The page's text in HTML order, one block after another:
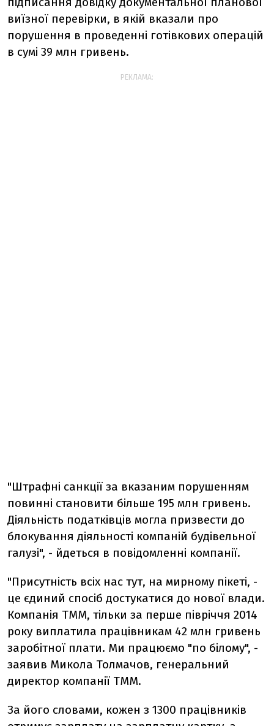
виїзної перевірки, в якій вказали про
порушення в проведенні готівкових операцій
в сумі 39 млн гривень.
РЕКЛАМА:
"Штрафні санкції за вказаним порушенням
повинні становити більше 195 млн гривень.
Діяльність податківців могла призвести до
блокування діяльності компаній будівельної
галузі", - йдеться в повідомленні компанії.
"Присутність всіх нас тут, на мирному пікеті, -
це єдиний спосіб достукатися до нової влади.
Компанія ТММ, тільки за перше півріччя 2014
року виплатила працівникам 42 млн гривень
заробітної плати. Ми працюємо "по білому", -
заявив Микола Толмачов, генеральний
директор компанії ТММ.
За його словами, кожен з 1300 працівників